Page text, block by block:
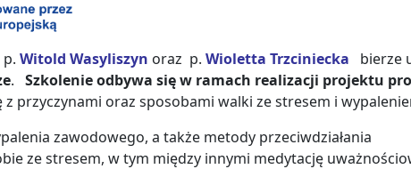
p. Witold Wasyliszyn oraz p. Wioletta Trzciniecka bierze
. Szkolenie odbywa się w ramach realizacji projektu
z przyczynami oraz sposobami walki ze stresem i
zawodowego, a także metody przeciwdziałania
ze stresem, w tym między innymi medytację